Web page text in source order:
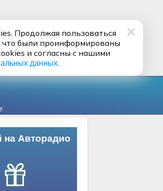
на Авторадио
Продолжая пользоваться
были проинформированы
и согласны с нашими
данных.